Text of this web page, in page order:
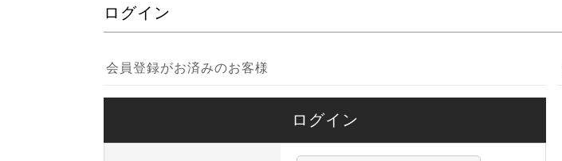
ログイン
会員登録がお済みのお客様
ログイン